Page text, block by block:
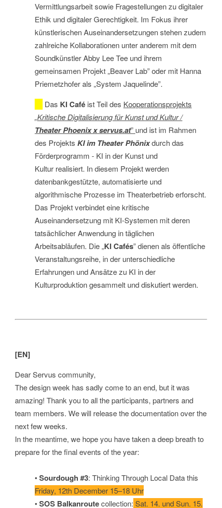
Vermittlungsarbeit sowie Fragestellungen zu digitaler
Ethik und digitaler Gerechtigkeit. Im Fokus ihrer
künstlerischen Auseinandersetzungen stehen zudem
zahlreiche Kollaborationen unter anderem mit dem
Soundkünstler Abby Lee Tee und ihrem
gemeinsamen Projekt „Beaver Lab” oder mit Hanna
Priemetzhofer als „System Jaquelinde”.
Das KI Café ist Teil des Kooperationsprojekts
„Kritische Digitalisierung für Kunst und Kultur /
Theater Phoenix x servus.at” und ist im Rahmen
des Projekts KI im Theater Phönixdurch das
Förderprogramm - KI in der Kunst und
Kultur realisiert. In diesem Projekt werden
datenbankgestützte, automatisierte und
algorithmische Prozesse im Theaterbetrieb erforscht.
Das Projekt verbindet eine kritische
Auseinandersetzung mit KI-Systemen mit deren
tatsächlicher Anwendung in täglichen
Arbeitsabläufen. Die „KI Cafés” dienen als öffentliche
Veranstaltungsreihe, in der unterschiedliche
Erfahrungen und Ansätze zu KI in der
Kulturproduktion gesammelt und diskutiert werden.
[EN]
Dear Servus community,
The design week has sadly come to an end, but it was
amazing! Thank you to all the participants, partners and
team members. We will release the documentation over the
next few weeks.
In the meantime, we hope you have taken a deep breath to
prepare for the final events of the year:
•Sourdough #3: Thinking Through Local Data this
Friday, 12th December 15–18 Uhr
•SOS Balkanroutecollection: Sat. 14. und Sun. 15.